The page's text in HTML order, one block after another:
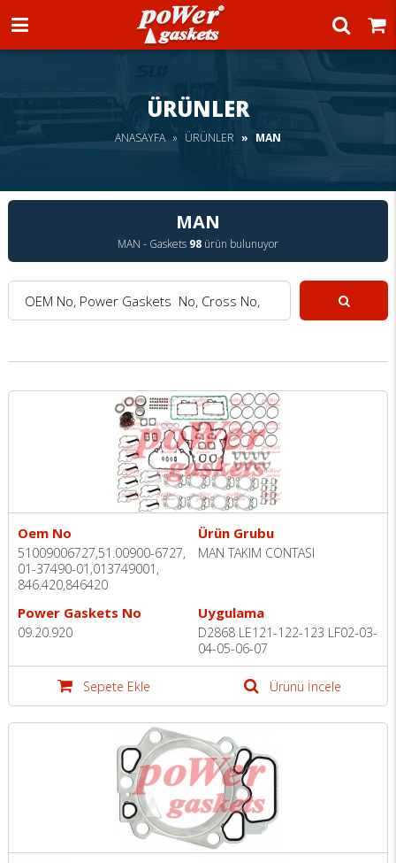
Power Gaskets
ÜRÜNLER
ANASAYFA ÜRÜNLER MAN
MAN
MAN - Gaskets 98 ürün bulunuyor
OEM No, Power Gaskets No, Cross No, Model :
Oem No
51009006727,51.00900-6727,
01-37490-01,013749001,
846.420,846420
Ürün Grubu
MAN TAKIM CONTASI
Power Gaskets No
09.20.920
Uygulama
D2868 LE121-122-123 LF02-03-
04-05-06-07
Sepete Ekle Ürünü İncele